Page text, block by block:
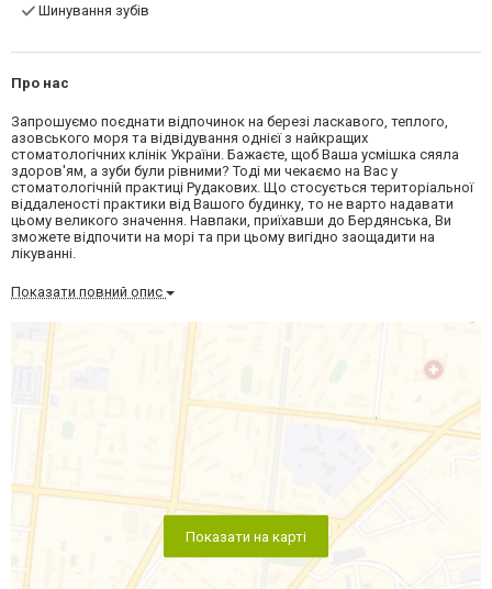
Шинування зубів
Про нас
Запрошуємо поєднати відпочинок на березі ласкавого, теплого,
азовського моря та відвідування однієї з найкращих
стоматологічних клінік України. Бажаєте, щоб Ваша усмішка сяяла
здоров'ям, а зуби були рівними? Тоді ми чекаємо на Вас у
стоматологічній практиці Рудакових. Що стосується територіальної
віддаленості практики від Вашого будинку, то не варто надавати
цьому великого значення. Навпаки, приїхавши до Бердянська, Ви
зможете відпочити на морі та при цьому вигідно заощадити на
лікуванні.
Показати повний опис
Показати на карті